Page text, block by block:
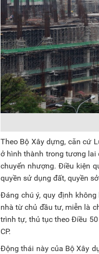
Theo Bộ Xây dựng, căn cứ
ở hình thành trong tương lai
chuyển nhượng. Điều kiện
quyền sử dụng đất, quyền
Đáng chú ý, quy định
nhà từ chủ đầu tư, miễn là
trình tự, thủ tục theo Điều
CP.
Động thái này của Bộ Xây